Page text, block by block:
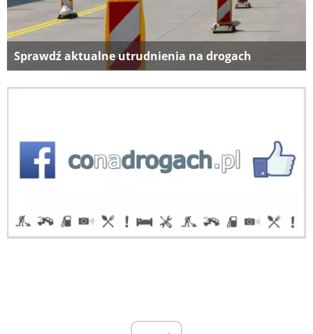
Sprawdź aktualne utrudnienia na drogach